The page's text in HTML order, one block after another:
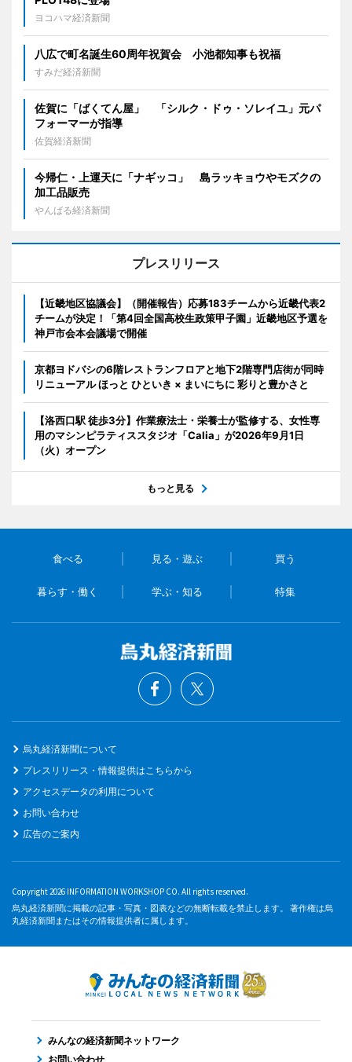
ヨコハマ経済新聞
八広で町名誕生60周年祝賀会 小池都知事も祝福
すみだ経済新聞
佐賀に「ばくてん屋」 「シルク・ドゥ・ソレイユ」元パ
フォーマーが指導
佐賀経済新聞
今帰仁・上運天に「ナギッコ」 島ラッキョウやモズクの
加工品販売
やんばる経済新聞
プレスリリース
【近畿地区協議会】（開催報告）応募183チームから近畿代表2
チームが決定！「第4回全国高校生政策甲子園」近畿地区予選を
神戸市会本会議場で開催
京都ヨドバシの6階レストランフロアと地下2階専門店街が同時
リニューアル ほっと ひといき × まいにちに 彩りと豊かさと
【洛西口駅 徒歩3分】作業療法士・栄養士が監修する、女性専
用のマシンピラティススタジオ「Calia」が2026年9月1日
（火）オープン
もっと見る
食べる 見る・遊ぶ 買う
暮らす・働く 学ぶ・知る 特集
烏丸経済新聞について
プレスリリース・情報提供はこちらから
アクセスデータの利用について
お問い合わせ
広告のご案内
Copyright 2026 INFORMATION WORKSHOP CO. All rights reserved.
烏丸経済新聞に掲載の記事・写真・図表などの無断転載を禁止します。 著作権は烏
丸経済新聞またはその情報提供者に属します。
みんなの経済新聞ネットワーク
お問い合わせ